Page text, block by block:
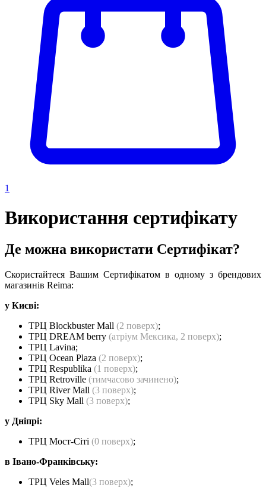
1
Використання сертифікату
Де можна використати Сертифікат?
Скористайтеся Вашим Сертифікатом в одному з брендових
магазинів Reima:
у Києві:
ТРЦ Blockbuster Mall (2 поверх);
ТРЦ DREAM berry (атріум Мексика, 2 поверх);
ТРЦ Lavina;
ТРЦ Ocean Plaza (2 поверх);
ТРЦ Respublika (1 поверх);
ТРЦ Retroville (тимчасово зачинено);
ТРЦ River Mall (3 поверх);
ТРЦ Sky Mall (3 поверх);
у Дніпрі:
ТРЦ Мост-Сіті (0 поверх);
в Івано-Франківську:
ТРЦ Veles Mall(3 поверх);